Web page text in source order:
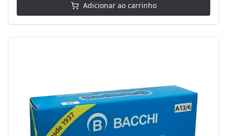
Adicionar ao carrinho